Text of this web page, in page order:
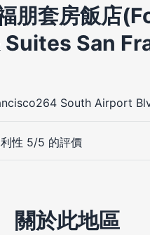
朋套房飯店
San
South Airport
性 5/5 的評價
關於此地區